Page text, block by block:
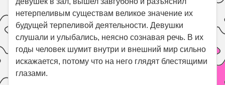
нетерпеливым существам великое значение их
будущей терпеливой деятельности. Девушки
слушали и улыбались, неясно сознавая речь. В их
годы человек шумит внутри и внешний мир сильно
искажается, потому что на него глядят блестящими
глазами.